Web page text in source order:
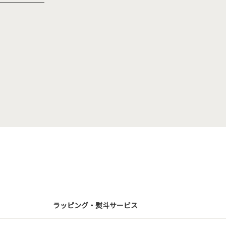
ラッピング・熨斗サービス